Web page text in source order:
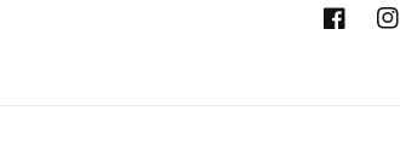
فيسبوك